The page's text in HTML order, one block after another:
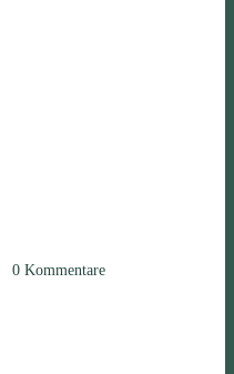
0 Kommentare